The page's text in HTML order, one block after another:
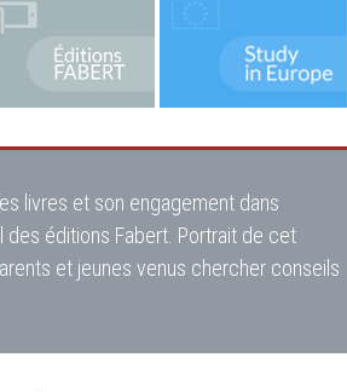
livres et son engagement dans
des éditions Fabert. Portrait de cet
et jeunes venus chercher conseils